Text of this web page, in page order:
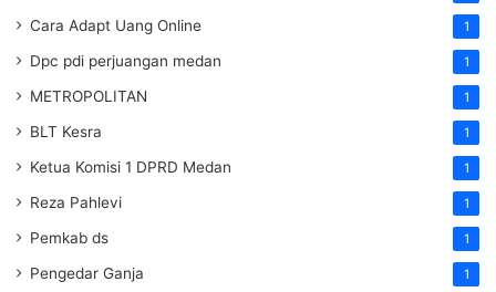
Cara Adapt Uang Online 1
Dpc pdi perjuangan medan 1
METROPOLITAN 1
BLT Kesra 1
Ketua Komisi 1 DPRD Medan 1
Reza Pahlevi 1
Pemkab ds 1
Pengedar Ganja 1